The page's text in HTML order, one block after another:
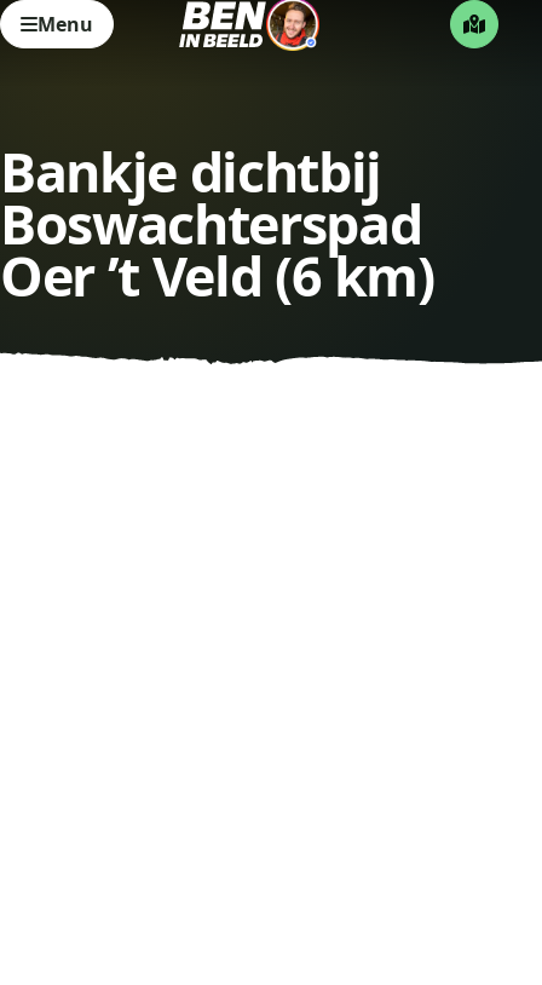
Menu
Bankje dichtbij
Boswachterspad
Oer ’t Veld (6 km)